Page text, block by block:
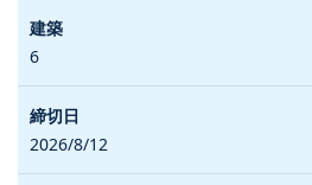
6
2026/8/12